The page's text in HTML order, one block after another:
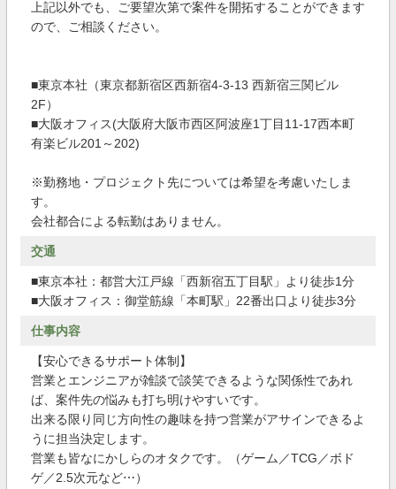
上記以外でも、ご要望次第で案件を開拓することができます
ので、ご相談ください。
■東京本社（東京都新宿区西新宿4-3-13 西新宿三関ビル
2F）
■大阪オフィス(大阪府大阪市西区阿波座1丁目11-17西本町
有楽ビル201～202)
※勤務地・プロジェクト先については希望を考慮いたしま
す。
会社都合による転勤はありません。
交通
■東京本社：都営大江戸線「西新宿五丁目駅」より徒歩1分
■大阪オフィス：御堂筋線「本町駅」22番出口より徒歩3分
仕事内容
【安心できるサポート体制】
営業とエンジニアが雑談で談笑できるような関係性であれ
ば、案件先の悩みも打ち明けやすいです。
出来る限り同じ方向性の趣味を持つ営業がアサインできるよ
うに担当決定します。
営業も皆なにかしらのオタクです。（ゲーム／TCG／ボド
ゲ／2.5次元など⋯）